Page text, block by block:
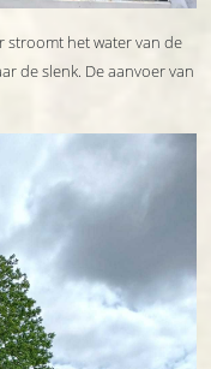
stroomt het water van de
de slenk. De aanvoer van